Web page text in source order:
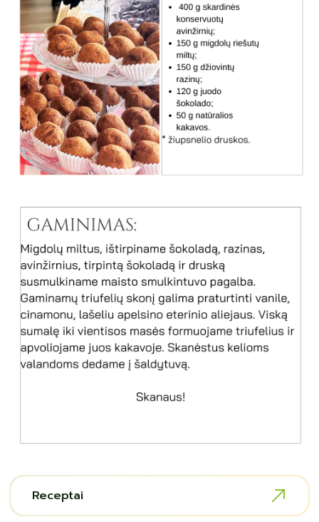
Viešieji pirkimai
Biudžeto vykdymo ataskaitų rinkiniai
Finansinių ataskaitų rinkiniai
Vieši pranešimai
Informacija apie vykdomą reorganizaciją
Tarnybiniai lengvieji automobiliai
Darbuotojų atstovavimas
Nemokama metimo rūkyti programa
Sveikos mitybos mokymo programa
Mitybos užsiėmimai šiauliečiams
Straipsniai
Leidiniai
Simbolis „Rakto skylutė”
Ligų prevencija
Burnos sveikata
Aplinkos sveikata
Receptai